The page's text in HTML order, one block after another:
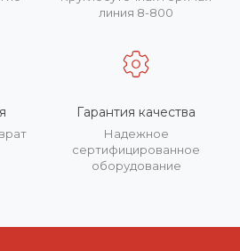
линия 8-800
Гарантия качества
Надежное
сертифицированное
оборудование